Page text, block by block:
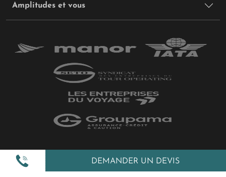
DEMANDER UN DEVIS
Amplitudes et vous
Plan du site
Politique de confidentialité